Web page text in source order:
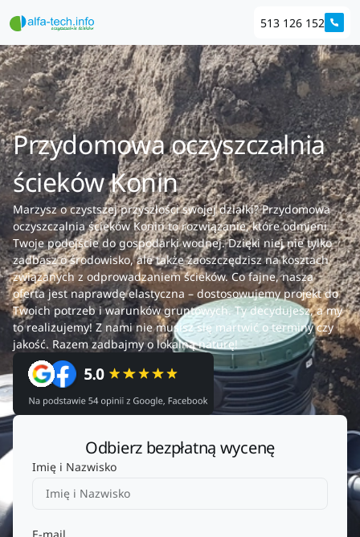
513 126 152
Przydomowa oczyszczalnia
ścieków Konin
Marzysz o czystszej przyszłości swojej działki? Przydomowa
oczyszczalnia ścieków Konin to rozwiązanie, które odmieni
Twoje podejście do gospodarki wodnej. Dzięki niej nie tylko
zadbasz o środowisko, ale także zaoszczędzisz na kosztach
związanych z odprowadzaniem ścieków. Co fajne, nasza
oferta jest naprawdę elastyczna – dostosowujemy projekt do
Twoich potrzeb i warunków gruntowych. Ty decydujesz, a my
to realizujemy! Z nami nie musisz się martwić o terminy czy
jakość. Razem zadbajmy o lokalną naturę!
Odbierz bezpłatną wycenę
Imię i Nazwisko